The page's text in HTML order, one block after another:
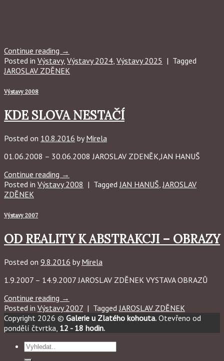
Continue reading →
Posted in Výstavy, Výstavy 2024 Výstavy 2025 | Tagged
JAROSLAV ZDĚNEK
Výstavy 2008
KDE SLOVA NESTAČÍ
Posted on 10.8.2016 byMirela
01.06.2008 – 30.06.2008 JAROSLAV ZDENĚK,JAN HANUŠ
Continue reading →
Posted in Výstavy 2008 | Tagged JAN HANUŠ JAROSLAV
ZDĚNEK
Výstavy 2007
OD REALITY K ABSTRAKCJI – OBRAZY
Posted on 9.8.2016 byMirela
1.9.2007 – 14.9.2007 JAROSLAV ZDĚNEK VYSTAVA OBRAZŮ
Continue reading →
Posted in Výstavy 2007 | Tagged JAROSLAV ZDĚNEK
Copyright 2026 © Galerie u Zlatého kohouta. Otevřeno od
pondělí čtvrtka, 12 - 18 hodin.
Hledat: